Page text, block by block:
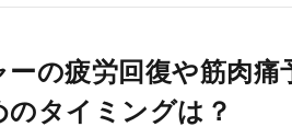
の疲労回復や筋肉痛
タイミングは？